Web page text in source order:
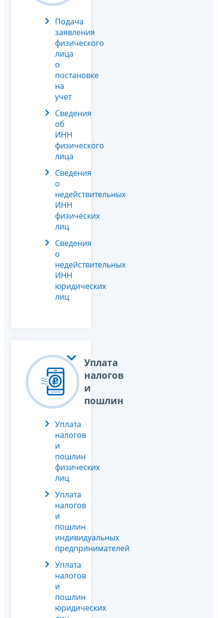
Подача
заявления
физического
лица
о
постановке
на
учет
Сведения
об
ИНН
физического
лица
Сведения
о
недействительных
ИНН
физических
лиц
Сведения
о
недействительных
ИНН
юридических
лиц
Уплата
налогов
и
пошлин
Уплата
налогов
и
пошлин
физических
лиц
Уплата
налогов
и
пошлин
индивидуальных
предпринимателей
Уплата
налогов
и
пошлин
юридических